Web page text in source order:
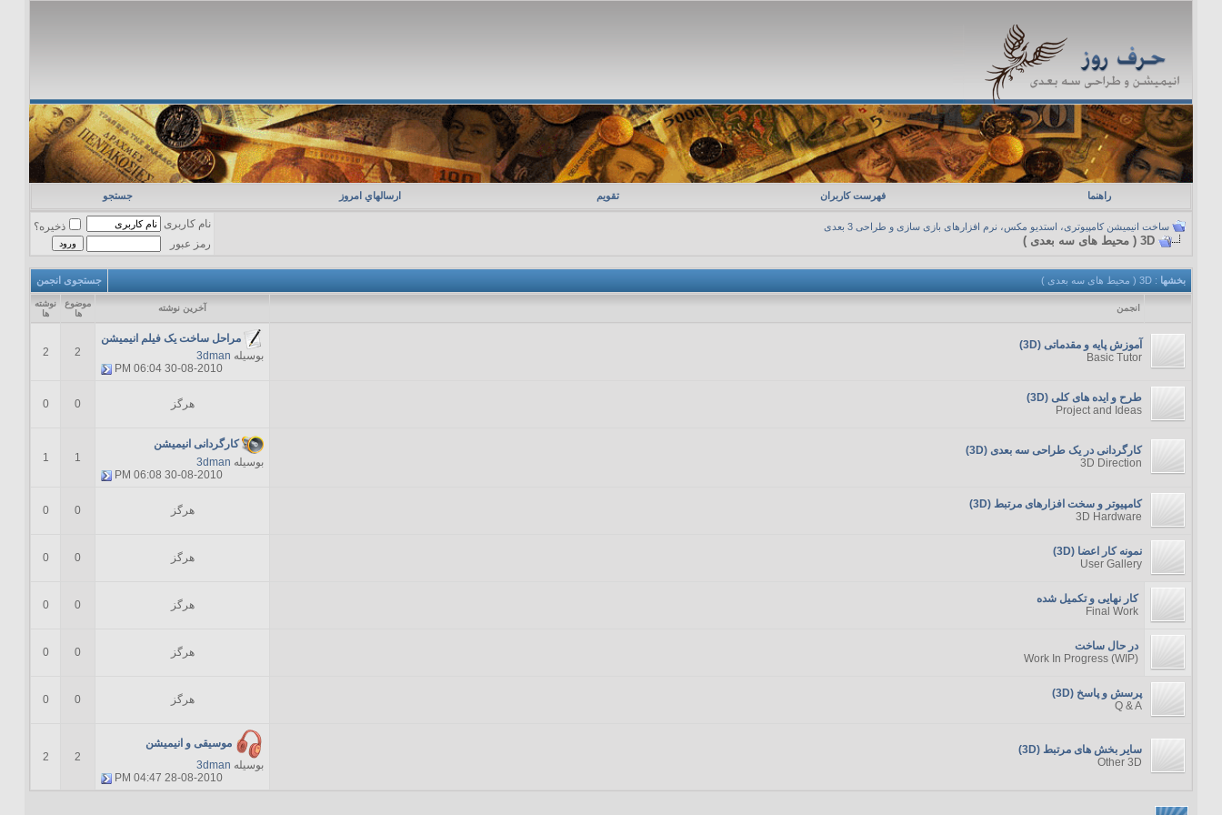
راهنما فهرست کاربران تقویم ارسالهاي امروز جستجو
ساخت انیمیشن کامپیوتری، استدیو مکس، نرم افزارهای بازی سازی و طراحی 3 بعدی
3D ( محیط های سه بعدی )
نام کاربری
ذخیره؟
رمز عبور
بخشها : 3D ( محیط های سه بعدی ) جستجوی انجمن
انجمن آخرين نوشته
موضوع
ها
نوشته
ها
آموزش پایه و مقدماتی (3D)
Basic Tutor
مراحل ساخت یک فیلم انیمیشن
بوسیله 3dman
30-08-2010
06:04 PM
2
2
طرح و ایده های کلی (3D)
Project and Ideas
هرگز 0
0
کارگردانی در یک طراحی سه بعدی (3D)
3D Direction
کارگردانی انیمیشن
بوسیله 3dman
30-08-2010
06:08 PM
1
1
کامپیوتر و سخت افزارهای مرتبط (3D)
3D Hardware
هرگز 0
0
نمونه کار اعضا (3D)
User Gallery
هرگز 0
0
کار نهایی و تکمیل شده
Final Work
هرگز 0
0
در حال ساخت
(Work In Progress (WIP
هرگز 0
0
پرسش و پاسخ (3D)
Q & A
هرگز 0
0
سایر بخش های مرتبط (3D)
Other 3D
موسیقی و انیمیشن
بوسیله 3dman
28-08-2010
04:47 PM
2
2